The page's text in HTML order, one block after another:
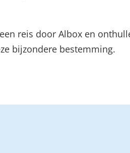
reis door Albox en
bijzondere bestemming.